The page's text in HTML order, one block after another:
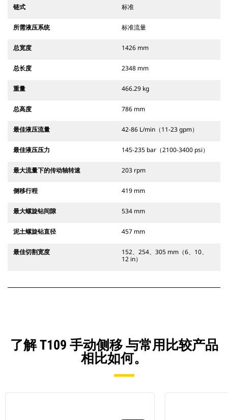
链式 标准
所需液压系统 标准流量
总宽度 1426 mm
总长度 2348 mm
重量 466.29 kg
总高度 786 mm
最佳液压流量 42-86 L/min（11-23 gpm）
最佳液压压力 145-235 bar（2100-3400 psi）
最大流量下的传动轴转速 203 rpm
侧移行程 419 mm
最大螺旋钻间隙 534 mm
泥土螺旋钻直径 457 mm
最佳切割宽度
152、254、305 mm（6、10、
12 in）
了解 T109 手动侧移 与常用比较产品
相比如何。